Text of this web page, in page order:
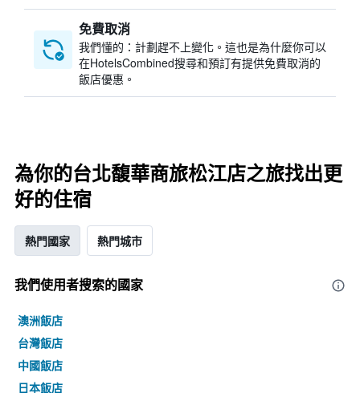
免費取消
我們懂的：計劃趕不上變化。這也是為什麼你可以
在HotelsCombined搜尋和預訂有提供免費取消的
飯店優惠。
為你的台北馥華商旅松江店之旅找出更
好的住宿
熱門國家 熱門城市
我們使用者搜索的國家
澳洲飯店
台灣飯店
中國飯店
日本飯店